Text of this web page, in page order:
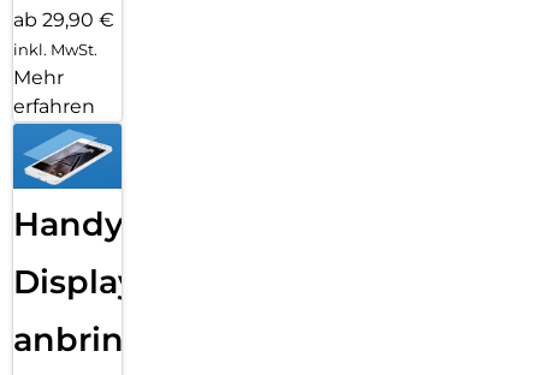
ab 29,90 €
inkl. MwSt.
Mehr
erfahren
Handy
Displayfolie
anbringen